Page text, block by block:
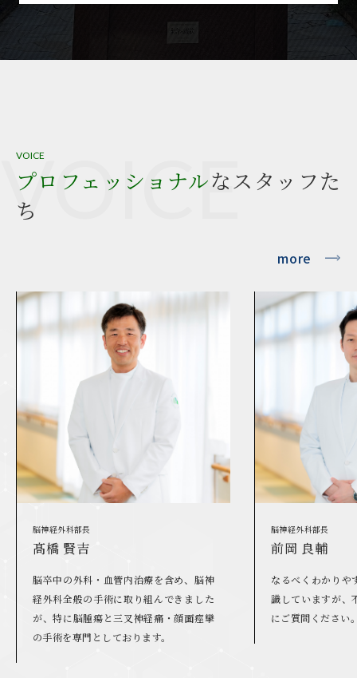
VOICE
VOICE
プロフェッショナルなスタッフた
ち
more
脳神経外科部長
前岡 良輔
なるべくわかりやすい言葉での説明を意
識していますが、不明な点があれば気軽
にご質問ください。
脳神経外科部長
茶谷 めぐみ
最新の治療を日々
お一人お一人にあ
めさせていただき